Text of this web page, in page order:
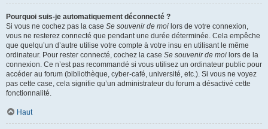
Pourquoi suis-je automatiquement déconnecté ?
Si vous ne cochez pas la case Se souvenir de moi lors de votre connexion,
vous ne resterez connecté que pendant une durée déterminée. Cela empêche
que quelqu’un d’autre utilise votre compte à votre insu en utilisant le même
ordinateur. Pour rester connecté, cochez la case Se souvenir de moi lors de la
connexion. Ce n’est pas recommandé si vous utilisez un ordinateur public pour
accéder au forum (bibliothèque, cyber-café, université, etc.). Si vous ne voyez
pas cette case, cela signifie qu’un administrateur du forum a désactivé cette
fonctionnalité.
Haut